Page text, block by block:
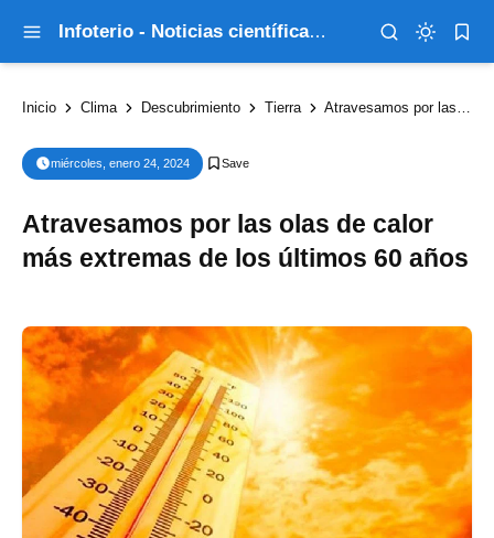
Infoterio - Noticias científicas que explican el mundo
Inicio Clima Descubrimiento Tierra Atravesamos por las olas de calor más extremas de los últimos 60 años
miércoles, enero 24, 2024
Atravesamos por las olas de calor
más extremas de los últimos 60 años